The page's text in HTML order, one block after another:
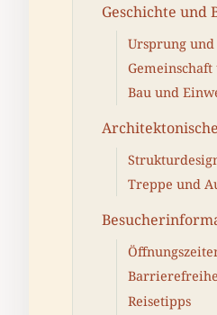
Geschichte und
Ursprung
Bau und
Treppe und
Reisetipps